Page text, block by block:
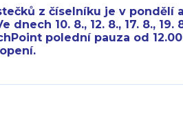
z číselníku je v pondělí
dnech 10. 8., 12. 8., 17. 8., 19.
polední pauza od 12.00